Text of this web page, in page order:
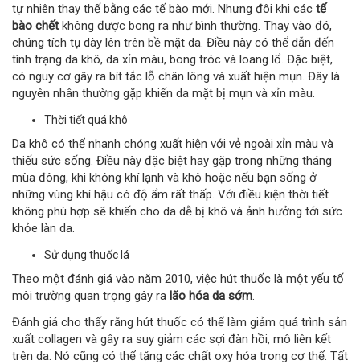
tự nhiên thay thế bằng các tế bào mới. Nhưng đôi khi các tế
bào chếtkhông được bong ra như bình thường. Thay vào đó,
chúng tích tụ dày lên trên bề mặt da. Điều này có thể dẫn đến
tình trạng da khô, da xỉn màu, bong tróc và loang lổ. Đặc biệt,
có nguy cơ gây ra bít tắc lỗ chân lông và xuất hiện mụn. Đây là
nguyên nhân thường gặp khiến da mặt bị mụn và xỉn màu.
Thời tiết quá khô
Da khô có thể nhanh chóng xuất hiện với vẻ ngoài xỉn màu và
thiếu sức sống. Điều này đặc biệt hay gặp trong những tháng
mùa đông, khi không khí lạnh và khô hoặc nếu bạn sống ở
những vùng khí hậu có độ ẩm rất thấp. Với điều kiện thời tiết
không phù hợp sẽ khiến cho da dễ bị khô và ảnh hưởng tới sức
khỏe làn da.
Sử dụng thuốc lá
Theo một đánh giá vào năm 2010, việc hút thuốc là một yếu tố
môi trường quan trọng gây ra lão hóa da sớm.
Đánh giá cho thấy rằng hút thuốc có thể làm giảm quá trình sản
xuất collagen và gây ra suy giảm các sợi đàn hồi, mô liên kết
trên da. Nó cũng có thể tăng các chất oxy hóa trong cơ thể. Tất